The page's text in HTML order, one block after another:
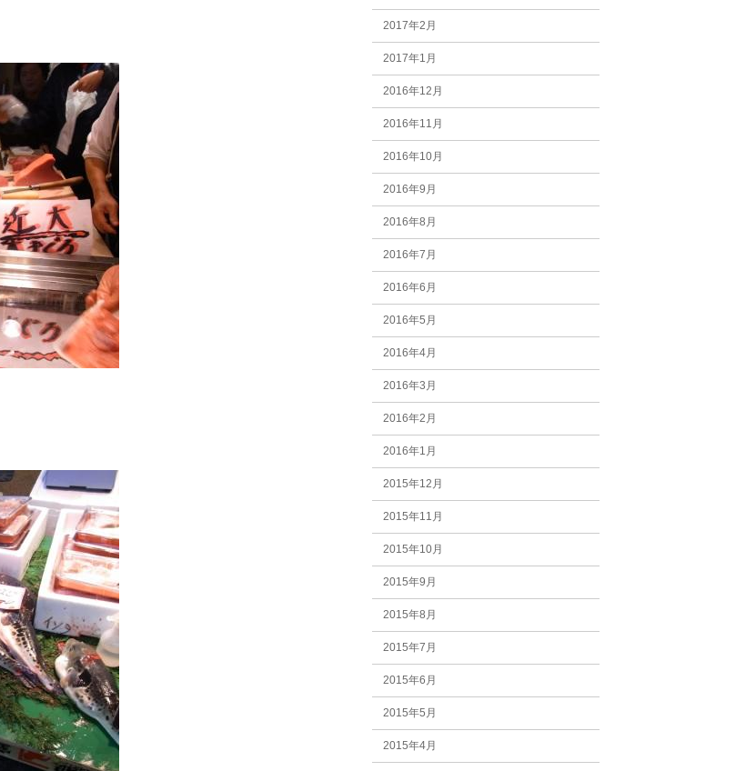
2017年2月
2017年1月
2016年12月
2016年11月
2016年10月
2016年9月
2016年8月
2016年7月
2016年6月
2016年5月
2016年4月
2016年3月
2016年2月
2016年1月
2015年12月
2015年11月
2015年10月
2015年9月
2015年8月
2015年7月
2015年6月
2015年5月
2015年4月